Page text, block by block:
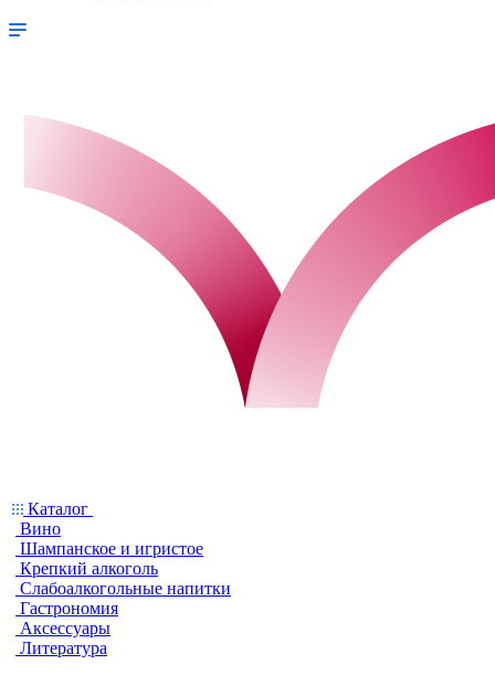
Каталог
Вино
Шампанское и игристое
Крепкий алкоголь
Слабоалкогольные напитки
Гастрономия
Аксессуары
Литература